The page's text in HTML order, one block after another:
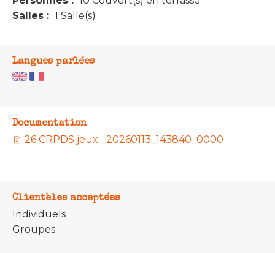
Salles : 1 Salle(s)
Langues parlées
Documentation
26 CRPDS jeux _20260113_143840_0000
Clientèles acceptées
Individuels
Groupes